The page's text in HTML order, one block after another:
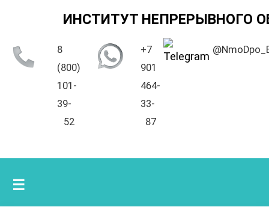
ИНСТИТУТ НЕПРЕРЫВНОГО
8
(800)
101-
39-
52
+7
901
464-
33-
87
☰